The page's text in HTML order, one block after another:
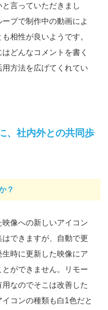
言っていただきまし
プで制作中の動画によ
相性が良いようです。
どんなコメントを書く
方法を広げてくれてい
、社内外との共同歩
？
像への新しいアイコン
できますが、自動で更
時に更新した映像にア
ができません。リモー
用なのでそこは改善した
コンの種類も白1色だと